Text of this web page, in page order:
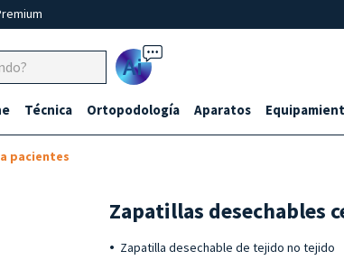
Ai
Técnica Ortopodología Aparatos
pacientes
Zapatillas desechables
Zapatilla desechable de tejido no tejido